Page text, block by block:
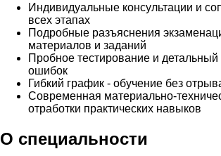
Индивидуальные консультации и
всех этапах
Подробные разъяснения
материалов и заданий
Пробное тестирование и
ошибок
Гибкий график - обучение без
Современная материально-
отработки практических навыков
О специальности